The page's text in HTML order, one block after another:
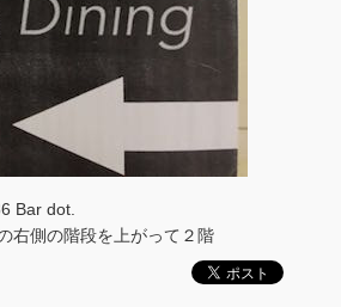
Bar dot.
右側の階段を上がって２階